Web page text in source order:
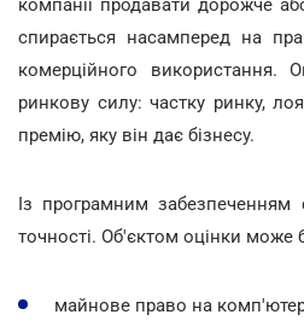
компанії продавати дорожче
спирається насамперед на
комерційного використання.
ринкову силу: частку ринку,
премію, яку він дає бізнесу.
Із програмним забезпеченням
точності. Об'єктом оцінки може
майнове право на